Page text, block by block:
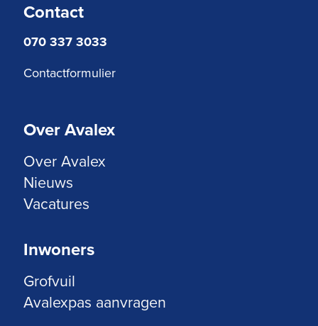
Contact
070 337 3033
Contactformulier
Over Avalex
Over Avalex
Nieuws
Vacatures
Inwoners
Grofvuil
Avalexpas aanvragen